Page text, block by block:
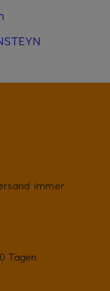
immer
Tagen